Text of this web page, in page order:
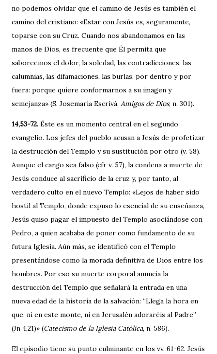
no podemos olvidar que el camino de Jesús es también el
camino del cristiano: «Estar con Jesús es, seguramente,
toparse con su Cruz. Cuando nos abandonamos en las
manos de Dios, es frecuente que Él permita que
saboreemos el dolor, la soledad, las contradicciones, las
calumnias, las difamaciones, las burlas, por dentro y por
fuera: porque quiere conformarnos a su imagen y
semejanza» (S. Josemaría Escrivá, Amigos de Dios, n. 301).
14,53-72. Éste es un momento central en el segundo
evangelio. Los jefes del pueblo acusan a Jesús de profetizar
la destrucción del Templo y su sustitución por otro (v. 58).
Aunque el cargo sea falso (cfr v. 57), la condena a muerte de
Jesús conduce al sacrificio de la cruz y, por tanto, al
verdadero culto en el nuevo Templo: «Lejos de haber sido
hostil al Templo, donde expuso lo esencial de su enseñanza,
Jesús quiso pagar el impuesto del Templo asociándose con
Pedro, a quien acababa de poner como fundamento de su
futura Iglesia. Aún más, se identificó con el Templo
presentándose como la morada definitiva de Dios entre los
hombres. Por eso su muerte corporal anuncia la
destrucción del Templo que señalará la entrada en una
nueva edad de la historia de la salvación: “Llega la hora en
que, ni en este monte, ni en Jerusalén adoraréis al Padre”
(Jn 4,21)» (Catecismo de la Iglesia Católica, n. 586).
El episodio tiene su punto culminante en los vv. 61-62. Jesús